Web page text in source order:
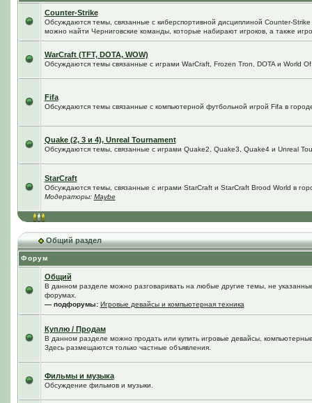
Counter-Strike
Обсуждаются темы, связанные с киберспортивной дисциплиной Counter-Strike
можно найти Черниговские команды, которые набирают игроков, а также
WarCraft (TFT, DOTA, WOW)
Обсуждаются темы связанные с играми WarCraft, Frozen Tron, DOTA и World
Fifa
Обсуждаются темы связанные с компьютерной футбольной игрой Fifa в
Quake (2, 3 и 4), Unreal Tournament
Обсуждаются темы, связанные с играми Quake2, Quake3, Quake4 и Unreal
StarCraft
Обсуждаются темы, связанные с играми StarCraft и StarCraft Brood World в
Модераторы: Maybe
Общий раздел
Форум
Общий
В данном разделе можно разговаривать на любые другие темы, не
форумах.
— подфорумы: Игровые девайсы и компьютерная техника
Куплю / Продам
В данном разделе можно продать или купить игровые девайсы,
Здесь размещаются только частные объявления.
Фильмы и музыка
Обсуждение фильмов и музыки.